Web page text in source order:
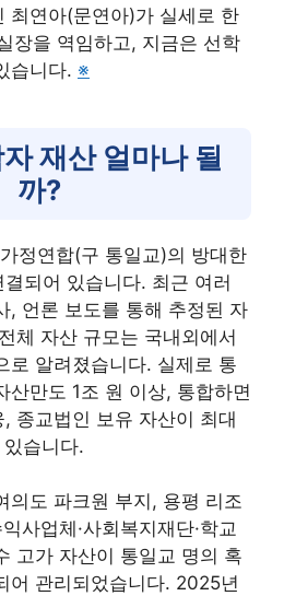
최연아(문연아)가 실세로 한
장을 역임하고, 지금은 선학
습니다. ※
재산 얼마나 될
까?
정연합(구 통일교)의 방대한
되어 있습니다. 최근 여러
, 언론 보도를 통해 추정된 자
체 자산 규모는 국내외에서
로 알려졌습니다. 실제로 통
산만도 1조 원 이상, 통합하면
종교법인 보유 자산이 최대
습니다.
의도 파크원 부지, 용평 리조
사업체·사회복지재단·학교
고가 자산이 통일교 명의 혹
어 관리되었습니다. 2025년